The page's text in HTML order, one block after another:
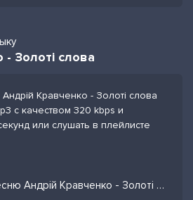
Золоті слова
Кравченко - Золоті слова
с качеством 320 kbps и
или слушать в плейлисте
Слушать песню Андрій Кравченко - Золоті слова и добавить в избранных